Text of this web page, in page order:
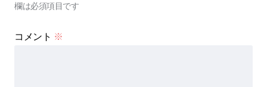
欄は必須項目です
コメント ※